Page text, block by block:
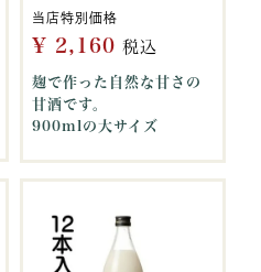
当店特別価格
¥ 2,160 税込
麹で作った自然な甘さの
甘酒です。
900mlの大サイズ